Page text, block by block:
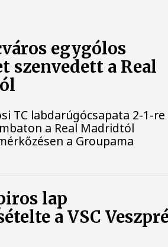
egygólos
szenvedett a Real
TC labdarúgócsapata 2-1-re
a Real Madridtól
a Groupama
lap
a VSC